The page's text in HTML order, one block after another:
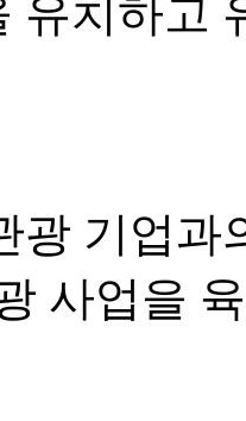
유치하고
광 기업과
사업을